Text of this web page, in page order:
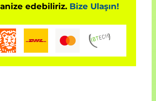
edebiliriz. Bize Ulaşın!